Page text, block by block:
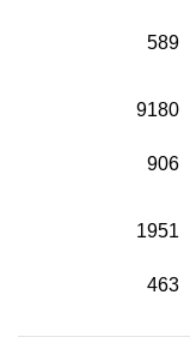
589
9180
906
1951
463